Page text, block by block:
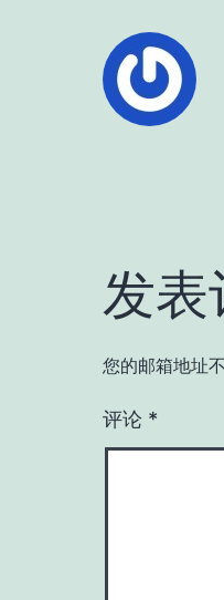
发表
您的邮箱地址
评论 *